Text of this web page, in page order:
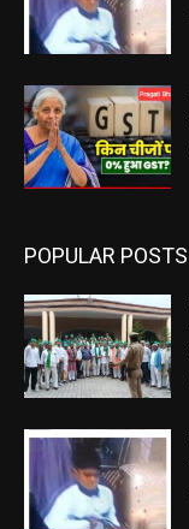
POPULAR POSTS